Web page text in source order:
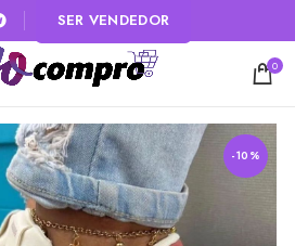
SER VENDEDOR
0
-10%